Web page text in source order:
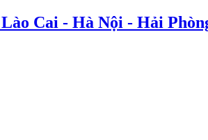
Cai - Hà Nội - Hải